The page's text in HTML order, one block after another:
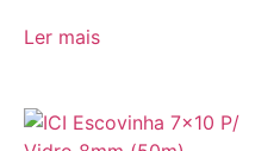
Ler mais